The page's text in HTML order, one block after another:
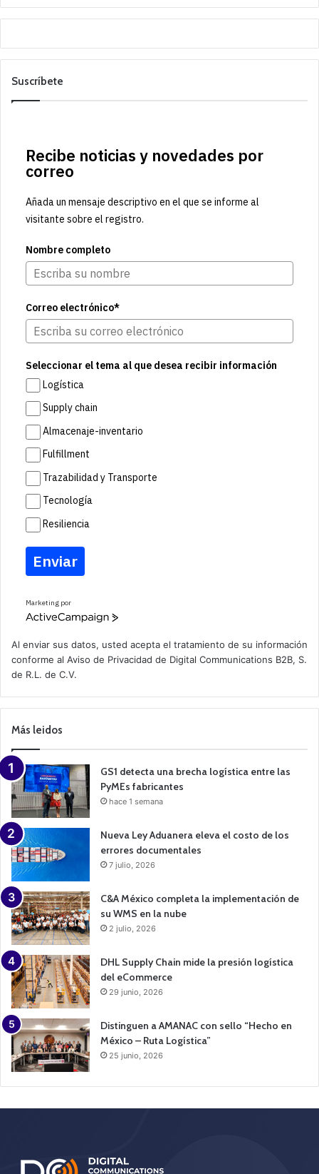
Suscríbete
Recibe noticias y novedades por
correo
Añada un mensaje descriptivo en el que se informe al
visitante sobre el registro.
Nombre completo
Correo electrónico*
Seleccionar el tema al que desea recibir información
Logística
Supply chain
Almacenaje-inventario
Fulfillment
Trazabilidad y Transporte
Tecnología
Resiliencia
Enviar
Marketing por
A
v
e
a
m
a
n
Al enviar sus datos, usted acepta el tratamiento de su información
conforme al Aviso de Privacidad de Digital Communications B2B, S.
de R.L. de C.V.
Más leidos
GS1 detecta una brecha logística entre las
PyMEs fabricantes
hace 1 semana
Nueva Ley Aduanera eleva el costo de los
errores documentales
7 julio, 2026
C&A México completa la implementación de
su WMS en la nube
2 julio, 2026
DHL Supply Chain mide la presión logística
del eCommerce
29 junio, 2026
Distinguen a AMANAC con sello “Hecho en
México – Ruta Logística”
25 junio, 2026